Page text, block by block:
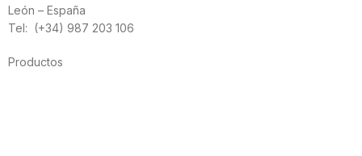
León – España
Tel: (+34) 987 203 106
Productos